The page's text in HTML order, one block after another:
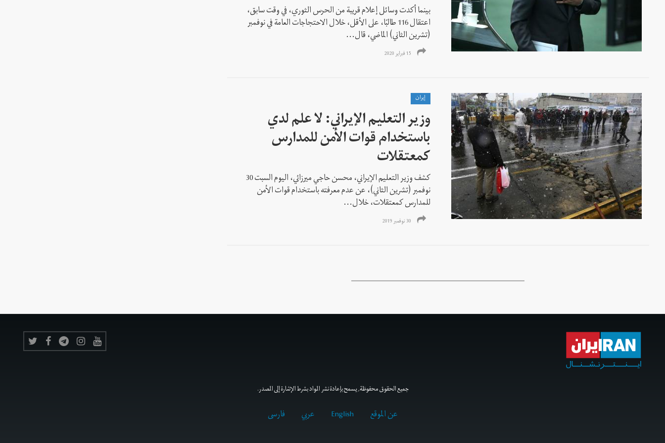
بينما أكدت وسائل إعلام قريبة من الحرس الثوري، في وقت سابق،
اعتقال 116 طالبًا، على الأقل، خلال الاحتجاجات العامة في نوفمبر
(تشرين الثاني) الماضي، قال...
15 فبراير 2020
إيران
وزير التعليم الإيراني: لا علم لدي
باستخدام قوات الأمن للمدارس
كمعتقلات
كشف وزير التعليم الإيراني، محسن حاجي ميرزائي، اليوم السبت 30
نوفمبر (تشرين الثاني)، عن عدم معرفته باستخدام قوات الأمن
للمدارس كمعتقلات، خلال...
30 نوفمبر 2019
جميع الحقوق محفوظة, يسمح بإعادة نشر المواد بشرط الإشارة إلى المصدر.
عن الموقع English عربي فارسى